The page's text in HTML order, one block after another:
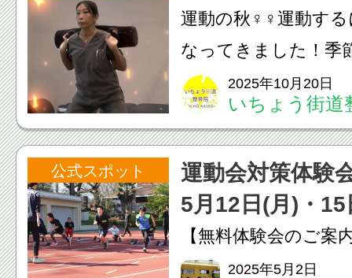
運動の秋️‍♀️‍♀️運動する
なってきました！季
も多い、自律神経障
効果的ですよ。運動
で幸福感に満ち溢れ
せんか？当院では加
2025年10月20日
いちょう街道
公式スポット
運動会対策体験
5月12日(月)・15
【無料体験会のご案
(月)・15日(木)】運動
2025年5月2日